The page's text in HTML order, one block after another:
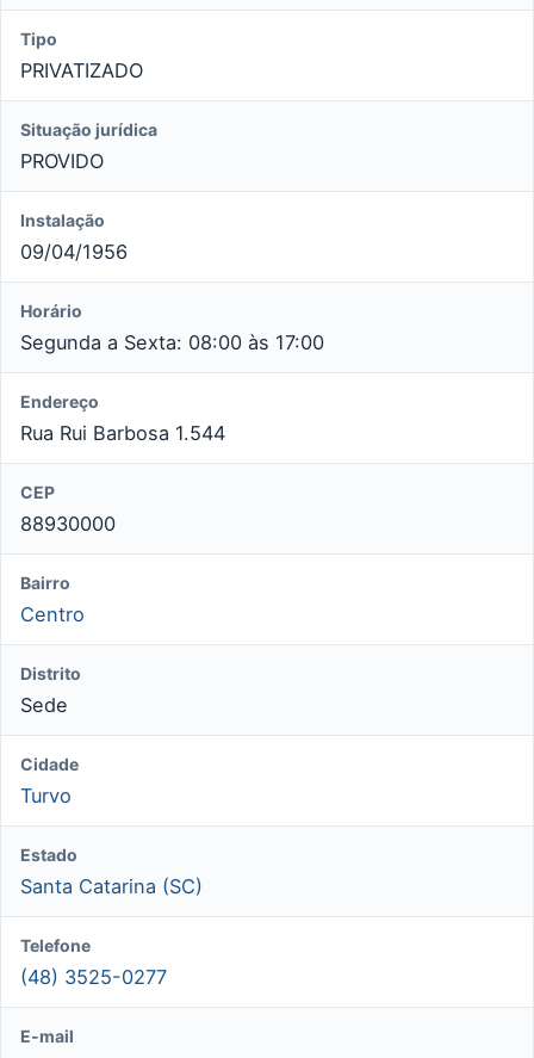
Tipo
PRIVATIZADO
Situação jurídica
PROVIDO
Instalação
09/04/1956
Horário
Segunda a Sexta: 08:00 às 17:00
Endereço
Rua Rui Barbosa 1.544
CEP
88930000
Bairro
Centro
Distrito
Sede
Cidade
Turvo
Estado
Santa Catarina (SC)
Telefone
(48) 3525-0277
E-mail